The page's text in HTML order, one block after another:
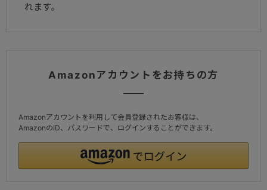
れます。
Amazonアカウントをお持ちの方
Amazonアカウントを利用して会員登録されたお客様は、
AmazonのID、パスワードで、ログインすることができます。